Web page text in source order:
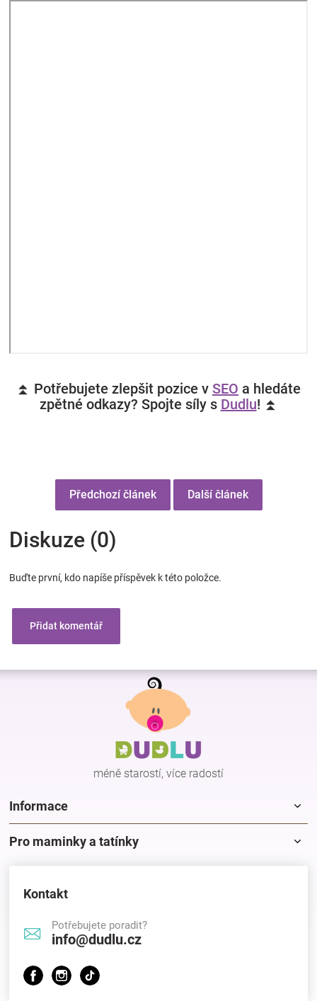
⏫ Potřebujete zlepšit pozice v SEO a hledáte
zpětné odkazy? Spojte síly s Dudlu! ⏫
Předchozí článek Další článek
Diskuze (0)
Buďte první, kdo napíše příspěvek k této položce.
Přidat komentář
Z
méně starostí, více radostí
Informace
Pro maminky a tatínky
Kontakt
Potřebujete poradit?
info@dudlu.cz